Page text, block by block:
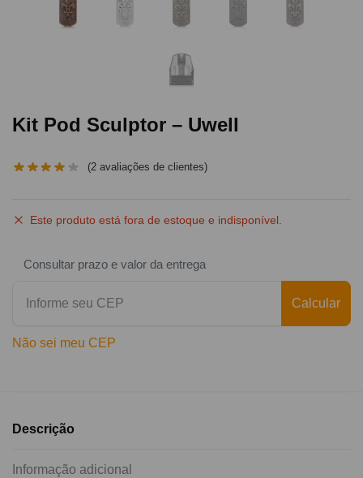
Kit Pod Sculptor – Uwell
(2 avaliações de clientes)
Este produto está fora de estoque e indisponível.
Consultar prazo e valor da entrega
Calcular
Não sei meu CEP
Descrição
Informação adicional